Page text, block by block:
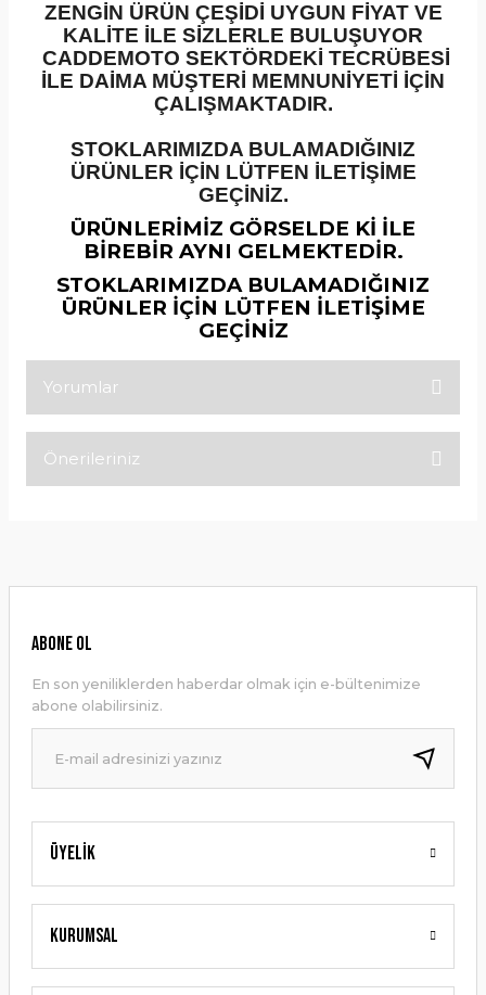
ZENGİN ÜRÜN ÇEŞİDİ UYGUN FİYAT VE
KALİTE İLE SİZLERLE BULUŞUYOR
CADDEMOTO SEKTÖRDEKİ TECRÜBESİ
İLE DAİMA MÜŞTERİ MEMNUNİYETİ İÇİN
ÇALIŞMAKTADIR.
STOKLARIMIZDA BULAMADIĞINIZ
ÜRÜNLER İÇİN LÜTFEN İLETİŞİME
GEÇİNİZ.
ÜRÜNLERİMİZ GÖRSELDE Kİ İLE
BİREBİR AYNI GELMEKTEDİR.
STOKLARIMIZDA BULAMADIĞINIZ
ÜRÜNLER İÇİN LÜTFEN İLETİŞİME
GEÇİNİZ
Yorumlar
Önerileriniz
Ürün resmi kalitesiz, bozuk veya görüntülenemiyor.
Ürün bilgilerinde hatalar bulunuyor.
Ürün fiyatı diğer sitelerden daha pahalı.
Bu ürüne benzer farklı alternatifler olmalı.
Gönder
Üyelik
Kurumsal
ABONE OL
En son yeniliklerden haberdar olmak için e-bültenimize
abone olabilirsiniz.